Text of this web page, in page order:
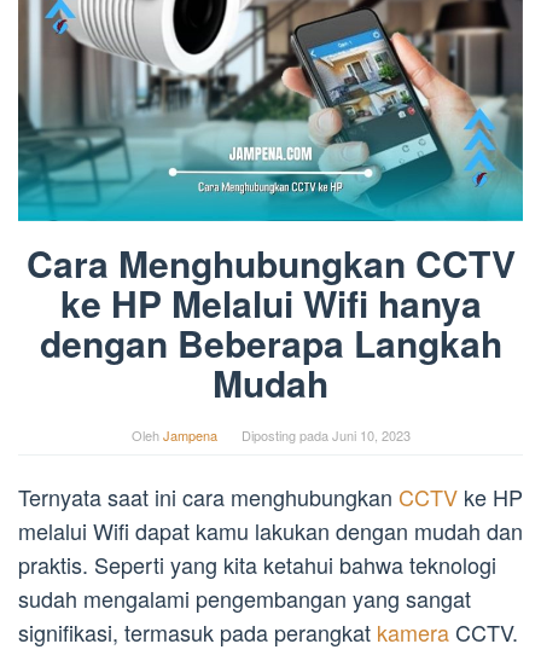
Cara Menghubungkan CCTV
ke HP Melalui Wifi hanya
dengan Beberapa Langkah
Mudah
OlehJampena Diposting pada Juni 10, 2023
Ternyata saat ini cara menghubungkan CCTV ke HP
melalui Wifi dapat kamu lakukan dengan mudah dan
praktis. Seperti yang kita ketahui bahwa teknologi
sudah mengalami pengembangan yang sangat
signifikasi, termasuk pada perangkat kamera CCTV.